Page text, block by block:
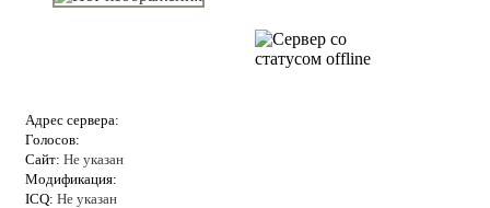
Адрес сервера:
Голосов:
Сайт: Не указан
Модификация:
ICQ: Не указан